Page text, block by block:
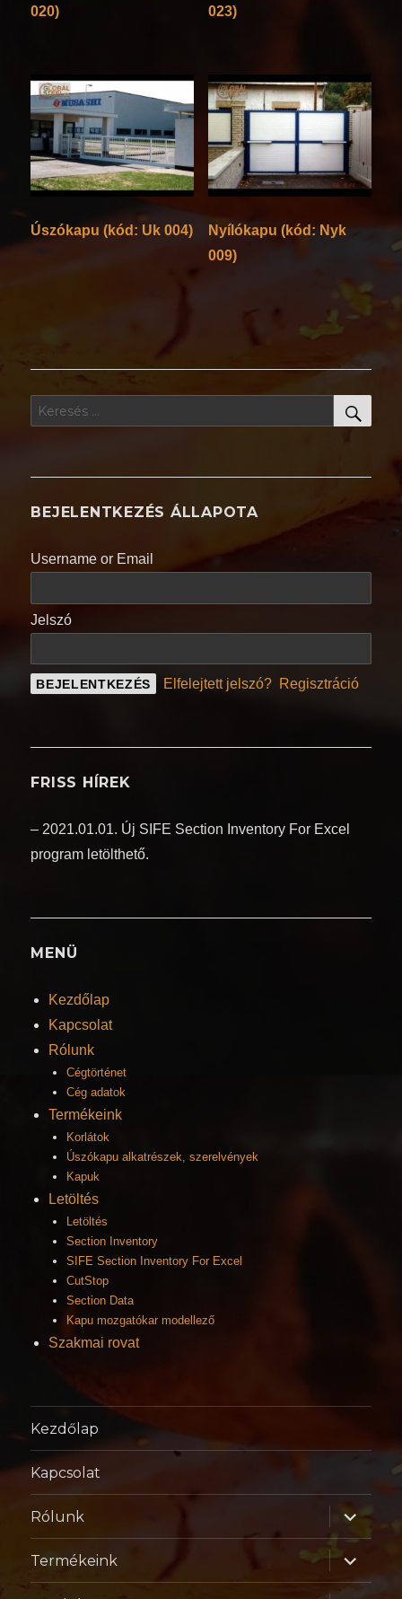
020)
023)
Úszókapu (kód: Uk 004)
Nyílókapu (kód: Nyk
009)
Keresés
a
kifejezésre:
BEJELENTKEZÉS ÁLLAPOTA
Username or Email
Jelszó
Elfelejtett jelszó? Regisztráció
FRISS HÍREK
– 2021.01.01. Új SIFE Section Inventory For Excel
program letölthető.
MENÜ
Kezdőlap
Kapcsolat
Rólunk
Cégtörténet
Cég adatok
Termékeink
Korlátok
Úszókapu alkatrészek, szerelvények
Kapuk
Letöltés
Letöltés
Section Inventory
SIFE Section Inventory For Excel
CutStop
Section Data
Kapu mozgatókar modellező
Szakmai rovat
Kezdőlap
Kapcsolat
Rólunk
almenü
Termékeink
almenü